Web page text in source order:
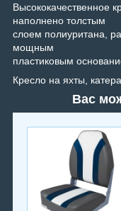
Высококачественное
наполнено толстым
слоем полиуритана,
мощным
пластиковым
Кресло на яхты,
Вас